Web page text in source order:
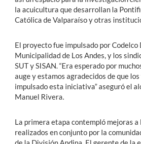
la acuicultura que desarrollan la
Católica de Valparaíso y otras
El proyecto fue impulsado por Codelco
Municipalidad de Los Andes, y los
SUT y SISAN. “Era esperado por
auge y estamos agradecidos de que
impulsado esta iniciativa” aseguró el
Manuel Rivera.
La primera etapa contempló mejoras
realizados en conjunto por la